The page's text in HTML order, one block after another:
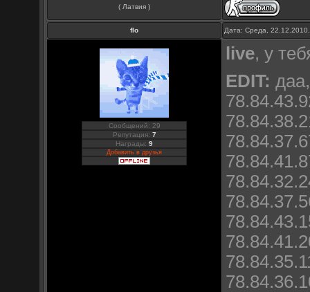
( Латвия )
flo Дата: Среда,
Сообщений: 29
Репутация: 7
Награды:9
Добавить в друзья
live, у
EDIT: